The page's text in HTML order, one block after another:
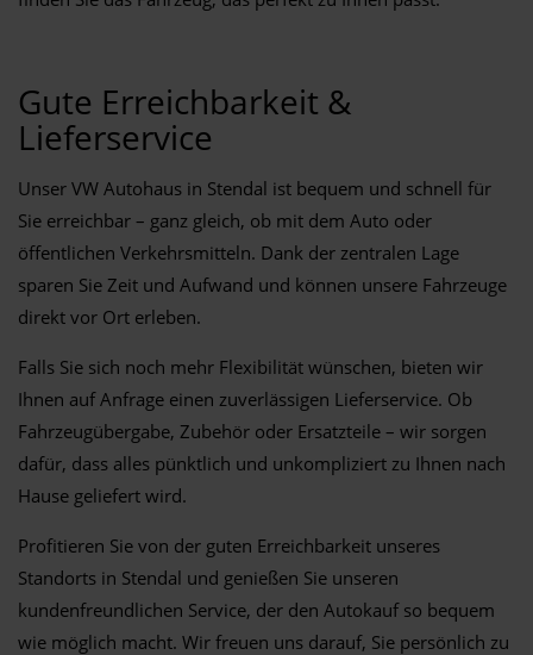
Gute Erreichbarkeit &
Lieferservice
Unser VW Autohaus in Stendal ist bequem und schnell für
Sie erreichbar – ganz gleich, ob mit dem Auto oder
öffentlichen Verkehrsmitteln. Dank der zentralen Lage
sparen Sie Zeit und Aufwand und können unsere Fahrzeuge
direkt vor Ort erleben.
Falls Sie sich noch mehr Flexibilität wünschen, bieten wir
Ihnen auf Anfrage einen zuverlässigen Lieferservice. Ob
Fahrzeugübergabe, Zubehör oder Ersatzteile – wir sorgen
dafür, dass alles pünktlich und unkompliziert zu Ihnen nach
Hause geliefert wird.
Profitieren Sie von der guten Erreichbarkeit unseres
Standorts in Stendal und genießen Sie unseren
kundenfreundlichen Service, der den Autokauf so bequem
wie möglich macht. Wir freuen uns darauf, Sie persönlich zu